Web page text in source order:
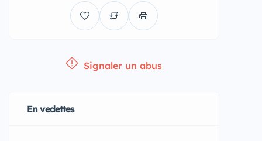
Signaler un abus
En vedettes